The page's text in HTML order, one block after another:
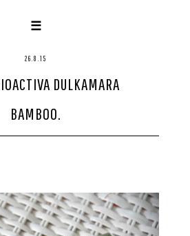
☰
HOME
SOBRE MÍ
BLOGROLL
26.8.15
DULKAMARA
BAMBOO.